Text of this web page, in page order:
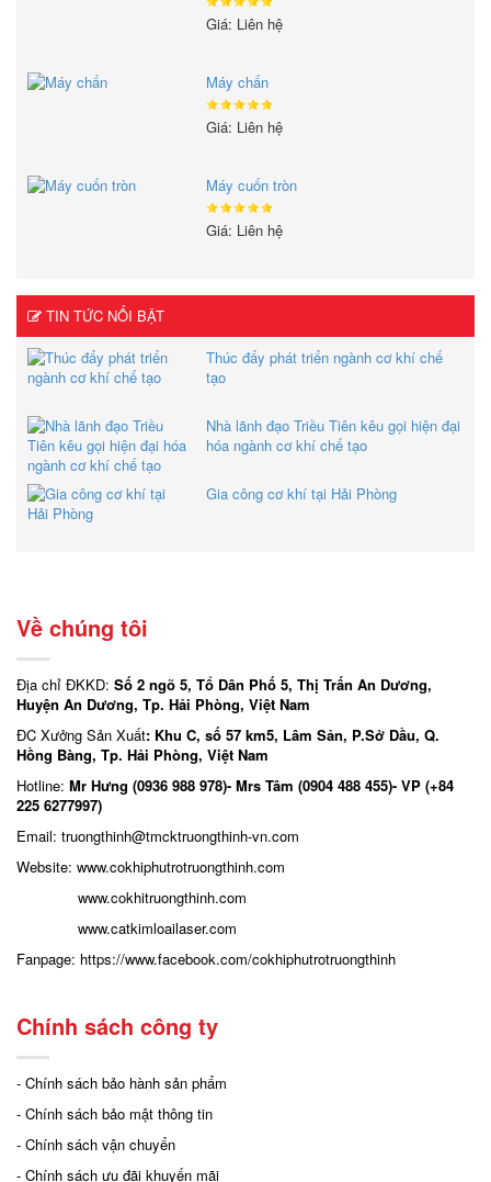
Giá: Liên hệ
Máy chấn
Giá: Liên hệ
Máy cuốn tròn
Giá: Liên hệ
TIN TỨC NỔI BẬT
Thúc đẩy phát triển ngành cơ khí chế
tạo
Nhà lãnh đạo Triều Tiên kêu gọi hiện đại
hóa ngành cơ khí chế tạo
Gia công cơ khí tại Hải Phòng
Về chúng tôi
Địa chỉ ĐKKD: Số 2 ngõ 5, Tổ Dân Phố 5, Thị Trấn An Dương,
Huyện An Dương, Tp. Hải Phòng, Việt Nam
ĐC Xưởng Sản Xuất: Khu C, số 57 km5, Lâm Sản, P.Sở Dầu, Q.
Hồng Bàng, Tp. Hải Phòng, Việt Nam
Hotline: Mr Hưng (0936 988 978)- Mrs Tâm (0904 488 455)- VP (+84
225 6277997)
Email: truongthinh@tmcktruongthinh-vn.com
Website: www.cokhiphutrotruongthinh.com
www.cokhitruongthinh.com
www.catkimloailaser.com
Fanpage: https://www.facebook.com/cokhiphutrotruongthinh
Chính sách công ty
- Chính sách bảo hành sản phẩm
- Chính sách bảo mật thông tin
- Chính sách vận chuyển
- Chính sách ưu đãi khuyến mãi